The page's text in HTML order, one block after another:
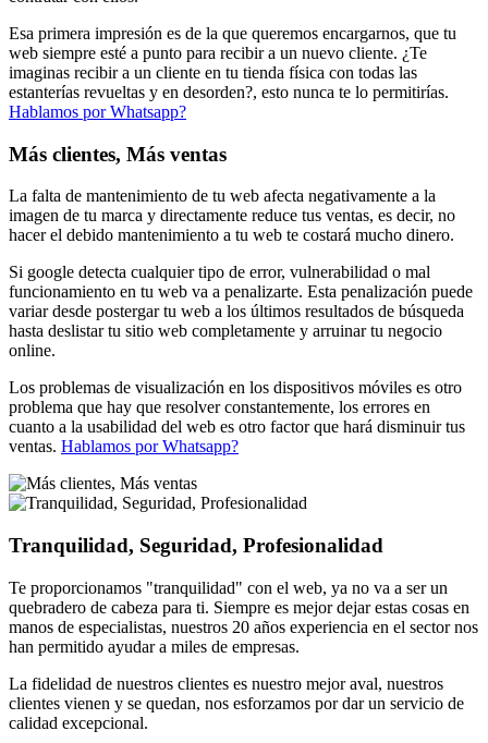
Esa primera impresión es de la que queremos encargarnos, que tu
web siempre esté a punto para recibir a un nuevo cliente. ¿Te
imaginas recibir a un cliente en tu tienda física con todas las
estanterías revueltas y en desorden?, esto nunca te lo permitirías.
Hablamos por Whatsapp?
Más clientes, Más ventas
La falta de mantenimiento de tu web afecta negativamente a la
imagen de tu marca y directamente reduce tus ventas, es decir, no
hacer el debido mantenimiento a tu web te costará mucho dinero.
Si google detecta cualquier tipo de error, vulnerabilidad o mal
funcionamiento en tu web va a penalizarte. Esta penalización puede
variar desde postergar tu web a los últimos resultados de búsqueda
hasta deslistar tu sitio web completamente y arruinar tu negocio
online.
Los problemas de visualización en los dispositivos móviles es otro
problema que hay que resolver constantemente, los errores en
cuanto a la usabilidad del web es otro factor que hará disminuir tus
ventas. Hablamos por Whatsapp?
Tranquilidad, Seguridad, Profesionalidad
Te proporcionamos "tranquilidad" con el web, ya no va a ser un
quebradero de cabeza para ti. Siempre es mejor dejar estas cosas en
manos de especialistas, nuestros 20 años experiencia en el sector nos
han permitido ayudar a miles de empresas.
La fidelidad de nuestros clientes es nuestro mejor aval, nuestros
clientes vienen y se quedan, nos esforzamos por dar un servicio de
calidad excepcional.